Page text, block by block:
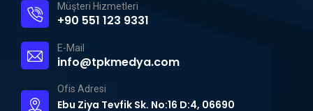
Müşteri Hizmetleri
+90 551 123 9331
E-Mail
info@tpkmedya.com
Ofis Adresi
Ebu Ziya Tevfik Sk. No:16 D:4, 06690